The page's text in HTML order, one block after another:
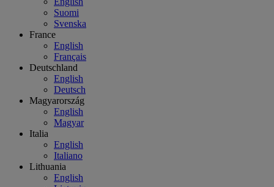
Suomi
Svenska
France
English
Français
Deutschland
English
Deutsch
Magyarország
English
Magyar
Italia
English
Italiano
Lithuania
English